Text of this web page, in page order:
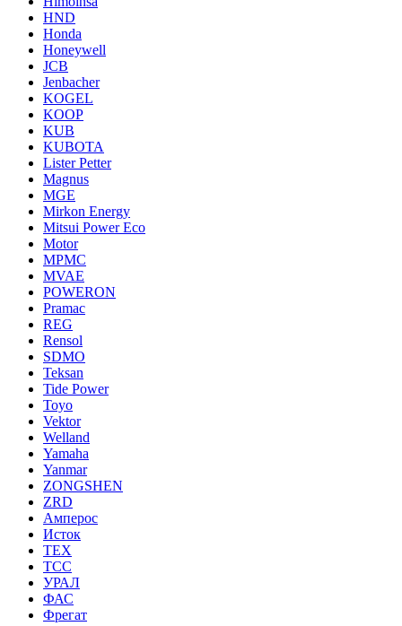
HND
Honda
Honeywell
JCB
Jenbacher
KOGEL
KOOP
KUB
KUBOTA
Lister Petter
Magnus
MGE
Mirkon Energy
Mitsui Power Eco
Motor
MPMC
MVAE
POWERON
Pramac
REG
Rensol
SDMO
Teksan
Tide Power
Toyo
Vektor
Welland
Yamaha
Yanmar
ZONGSHEN
ZRD
Амперос
Исток
ТЕХ
ТСС
УРАЛ
ФАС
Фрегат